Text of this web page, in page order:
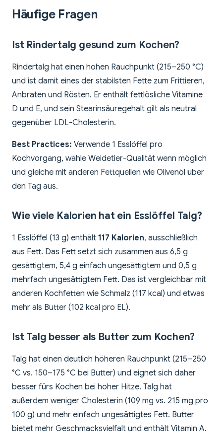
Häufige Fragen
Ist Rindertalg gesund zum Kochen?
Rindertalg hat einen hohen Rauchpunkt (215–250 °C)
und ist damit eines der stabilsten Fette zum Frittieren,
Anbraten und Rösten. Er enthält fettlösliche Vitamine
D und E, und sein Stearinsäuregehalt gilt als neutral
gegenüber LDL-Cholesterin.
Best Practices: Verwende 1 Esslöffel pro
Kochvorgang, wähle Weidetier-Qualität wenn möglich
und gleiche mit anderen Fettquellen wie Olivenöl über
den Tag aus.
Wie viele Kalorien hat ein Esslöffel Talg?
1 Esslöffel (13 g) enthält 117 Kalorien, ausschließlich
aus Fett. Das Fett setzt sich zusammen aus 6,5 g
gesättigtem, 5,4 g einfach ungesättigtem und 0,5 g
mehrfach ungesättigtem Fett. Das ist vergleichbar mit
anderen Kochfetten wie Schmalz (117 kcal) und etwas
mehr als Butter (102 kcal pro EL).
Ist Talg besser als Butter zum Kochen?
Talg hat einen deutlich höheren Rauchpunkt (215–250
°C vs. 150–175 °C bei Butter) und eignet sich daher
besser fürs Kochen bei hoher Hitze. Talg hat
außerdem weniger Cholesterin (109 mg vs. 215 mg pro
100 g) und mehr einfach ungesättigtes Fett. Butter
bietet mehr Geschmacksvielfalt und enthält Vitamin A.